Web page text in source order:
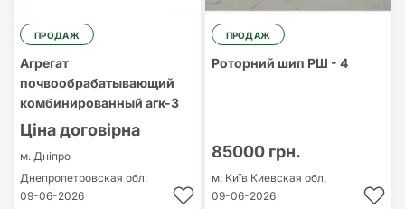
ПРОДАЖ
Агрегат
почвообрабатывающий
комбинированный агк-3
Ціна договірна
м. Дніпро
Днепропетровская обл.
09-06-2026
ПРОДАЖ
Роторний шип РШ - 4
85000 грн.
м. Київ Киевская обл.
09-06-2026